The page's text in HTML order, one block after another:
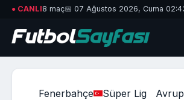
● CANLI8 maç📅 07 Ağustos 2026, Cuma
Fenerbahçe Süper Lig